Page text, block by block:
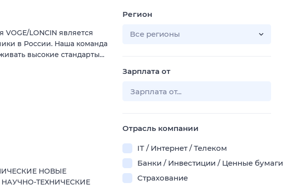
вместе
LONCIN является
в России. Наша команда
высокие стандарты…
НОВЫЕ
НАУЧНО-ТЕХНИЧЕСКИЕ
Регион
Все регионы
Зарплата от
Отрасль компании
IT / Интернет / Телеком
Банки / Инвестиции / Ценные бумаги
Страхование